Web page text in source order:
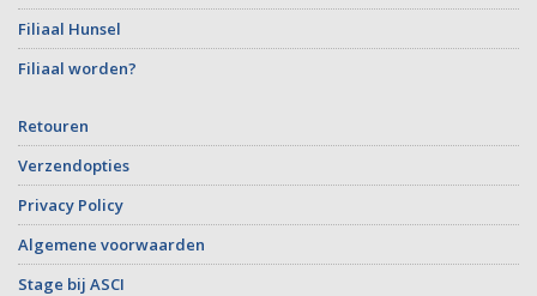
Filiaal Hunsel
Filiaal worden?
Retouren
Verzendopties
Privacy Policy
Algemene voorwaarden
Stage bij ASCI